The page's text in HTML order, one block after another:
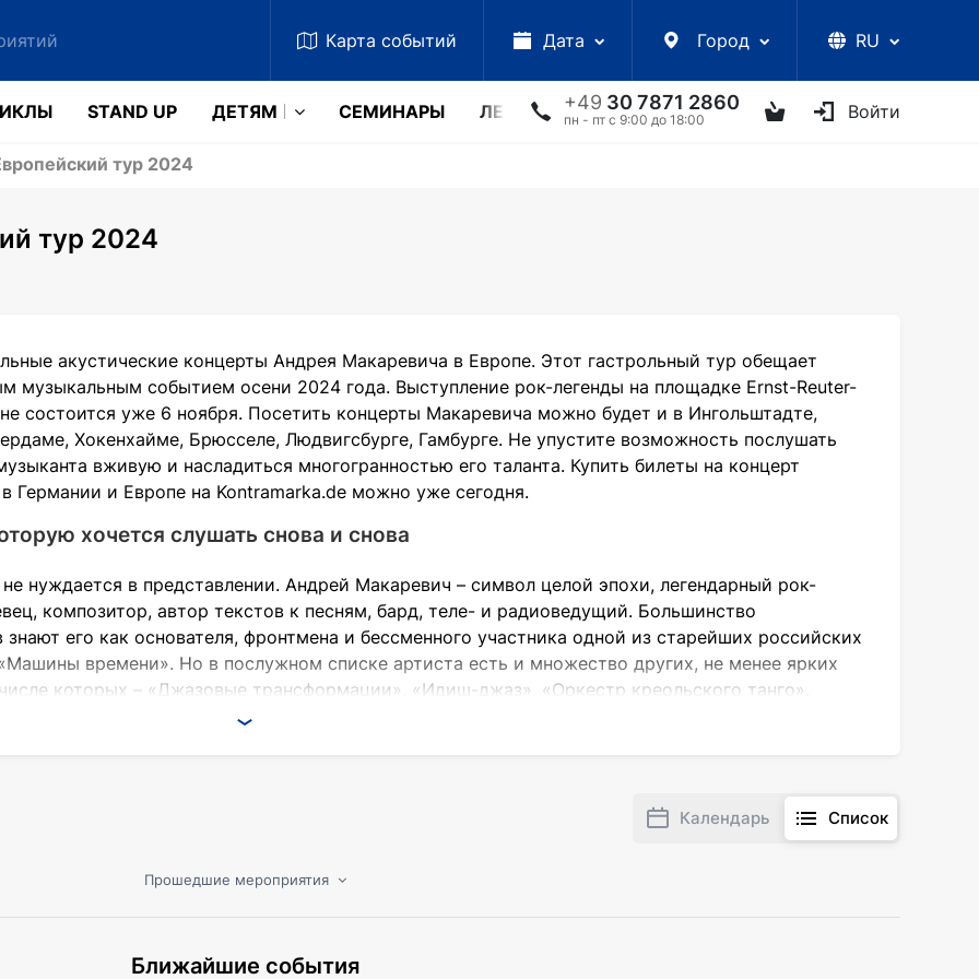
Карта событий Дата Город RU
+49 30 7871 2860
пн - пт с 9:00 до 18:00 Войти
STAND UP ДЕТЯМ CЕМИНАРЫ ЛЕКЦИИ УКРАИНСКИЕ АРТИСТЫ ДРУГОЕ
тур 2024
тур 2024
акустические концерты Андрея Макаревича в Европе. Этот гастрольный тур обещает
музыкальным событием осени 2024 года. Выступление рок-легенды на площадке Ernst-Reuter-
состоится уже 6 ноября. Посетить концерты Макаревича можно будет и в Ингольштадте,
Хокенхайме, Брюсселе, Людвигсбурге, Гамбурге. Не упустите возможность послушать
вживую и насладиться многогранностью его таланта. Купить билеты на концерт
Германии и Европе на Kontramarka.de можно уже сегодня.
хочется слушать снова и снова
нуждается в представлении. Андрей Макаревич – символ целой эпохи, легендарный рок-
композитор, автор текстов к песням, бард, теле- и радиоведущий. Большинство
знают его как основателя, фронтмена и бессменного участника одной из старейших российских
времени». Но в послужном списке артиста есть и множество других, не менее ярких
которых – «Джазовые трансформации», «Идиш-джаз», «Оркестр креольского танго».
место в жизни Андрея Макаревича отводится и сольной карьере.
артиста было написано немало. Большинство треков изданы отдельными синглами и
хитами. Услышать их, а также другие композиции известного исполнителя можно
в 2024 году можно найти в нашей афише. Не пропустите! Песни в исполнении
Календарь Список
Прошедшие мероприятия
Ближайшие события